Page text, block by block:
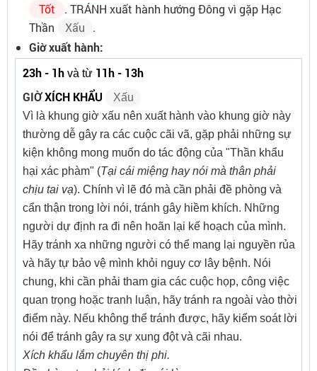
Tốt
. TRÁNH xuất hành hướng Đông vì gặp Hạc
Thần
Xấu
.
Giờ xuất hành:
23h - 1h và từ 11h - 13h
GIỜXÍCH KHẨU
Xấu
Vì là khung giờ xấu nên xuất hành vào khung giờ này
thường dễ gây ra các cuộc cãi vã, gặp phải những sự
kiện không mong muốn do tác động của "Thần khẩu
hại xác phàm" (Tại cái miệng hay nói mà thân phải
chịu tai vạ). Chính vì lẽ đó mà cần phải đề phòng và
cẩn thận trong lời nói, tránh gây hiềm khích. Những
người dự định ra đi nên hoãn lại kế hoạch của mình.
Hãy tránh xa những người có thể mang lại nguyền rủa
và hãy tự bảo vệ mình khỏi nguy cơ lây bệnh. Nói
chung, khi cần phải tham gia các cuộc họp, công việc
quan trọng hoặc tranh luận, hãy tránh ra ngoài vào thời
điểm này. Nếu không thể tránh được, hãy kiểm soát lời
nói để tránh gây ra sự xung đột và cãi nhau.
Xích khẩu lắm chuyên thị phi.